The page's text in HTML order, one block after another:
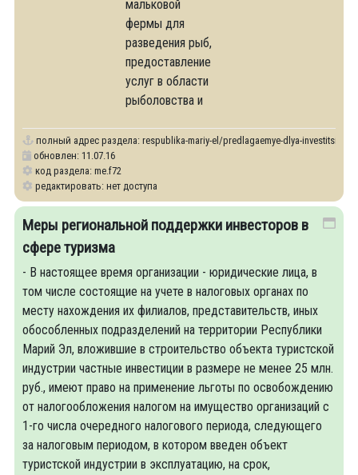
мальковой
фермы для
разведения рыб,
предоставление
услуг в области
рыболовства и
полный адрес раздела: respublika-mariy-el/predlagaemye-dlya-investitsii-
обновлен: 11.07.16
код раздела: me.f72
редактировать: нет доступа
Меры региональной поддержки инвесторов в
сфере туризма
- В настоящее время организации - юридические лица, в
том числе состоящие на учете в налоговых органах по
месту нахождения их филиалов, представительств, иных
обособленных подразделений на территории Республики
Марий Эл, вложившие в строительство объекта туристской
индустрии частные инвестиции в размере не менее 25 млн.
руб., имеют право на применение льготы по освобождению
от налогообложения налогом на имущество организаций с
1-го числа очередного налогового периода, следующего
за налоговым периодом, в котором введен объект
туристской индустрии в эксплуатацию, на срок,